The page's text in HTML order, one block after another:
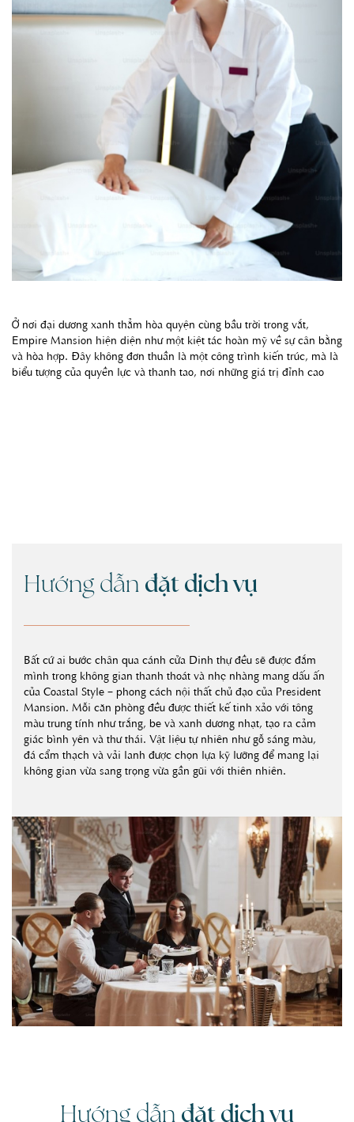
Ở nơi đại dương xanh thẳm hòa quyện cùng bầu trời trong vắt,
Empire Mansion hiện diện như một kiệt tác hoàn mỹ về sự cân bằng
và hòa hợp. Đây không đơn thuần là một công trình kiến trúc, mà là
biểu tượng của quyền lực và thanh tao, nơi những giá trị đỉnh cao
Hướng dẫn đặt dịch vụ
Bất cứ ai bước chân qua cánh cửa Dinh thự đều sẽ được đắm
mình trong không gian thanh thoát và nhẹ nhàng mang dấu ấn
của Coastal Style – phong cách nội thất chủ đạo của President
Mansion. Mỗi căn phòng đều được thiết kế tinh xảo với tông
màu trung tính như trắng, be và xanh dương nhạt, tạo ra cảm
giác bình yên và thư thái. Vật liệu tự nhiên như gỗ sáng màu,
đá cẩm thạch và vải lanh được chọn lựa kỹ lưỡng để mang lại
không gian vừa sang trọng vừa gần gũi với thiên nhiên.
Hướng dẫn đặt dịch vụ